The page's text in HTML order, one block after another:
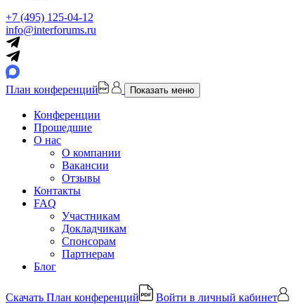
+7 (495) 125-04-12
info@interforums.ru
План конференций Показать меню
Конференции
Прошедшие
О нас
О компании
Вакансии
Отзывы
Контакты
FAQ
Участникам
Докладчикам
Спонсорам
Партнерам
Блог
Скачать План конференций
Войти в личный кабинет